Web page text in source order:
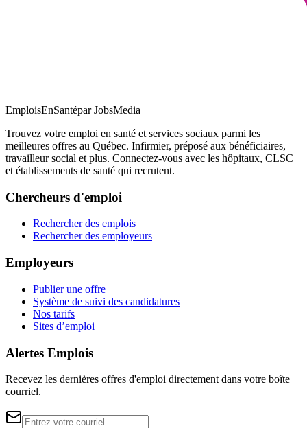
EmploisEnSantépar JobsMedia
Trouvez votre emploi en santé et services sociaux parmi les
meilleures offres au Québec. Infirmier, préposé aux bénéficiaires,
travailleur social et plus. Connectez-vous avec les hôpitaux, CLSC
et établissements de santé qui recrutent.
Chercheurs d'emploi
Rechercher des emplois
Rechercher des employeurs
Employeurs
Publier une offre
Système de suivi des candidatures
Nos tarifs
Sites d’emploi
Alertes Emplois
Recevez les dernières offres d'emploi directement dans votre boîte
courriel.